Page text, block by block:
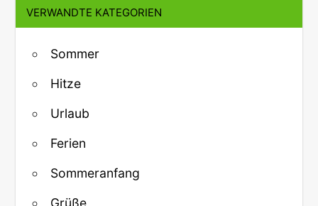
VERWANDTE KATEGORIEN
Sommer
Hitze
Urlaub
Ferien
Sommeranfang
Grüße